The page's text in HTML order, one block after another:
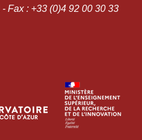
Fax : +33 (0)4 92 00 30 33